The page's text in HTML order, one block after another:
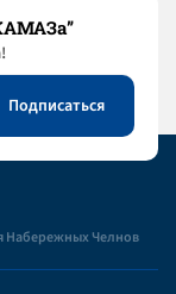
Набережных Челнов